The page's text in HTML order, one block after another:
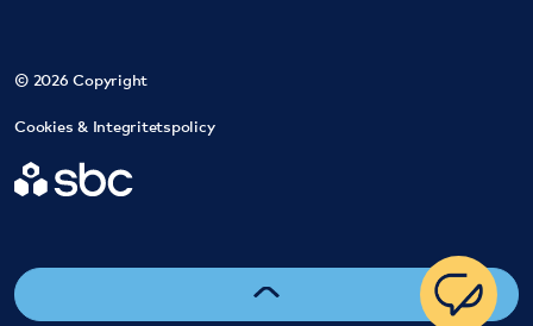
© 2026 Copyright
Cookies & Integritetspolicy